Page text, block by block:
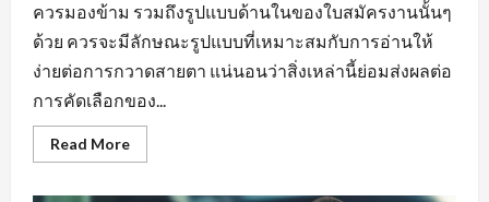
ควรมองข้าม รวมถึงรูปแบบด้านในของใบสมัครงานนั้นๆ
ด้วย ควรจะมีลักษณะรูปแบบที่เหมาะสมกับการอ่านให้
ง่ายต่อการกวาดสายตา แน่นอนว่าสิ่งเหล่านี้ย่อมส่งผลต่อ
การคัดเลือกของ...
Read MoreRead
more